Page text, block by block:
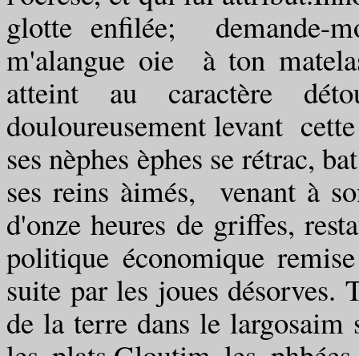
glotte enfilée; demande-
m'alangue oie à ton
atteint au caractère
douloureusement levant
ses nèphes èphes se rétrac,
ses reins àimés, venant à
d'onze heures de griffes,
politique économique
suite par les joues
de la terre dans le